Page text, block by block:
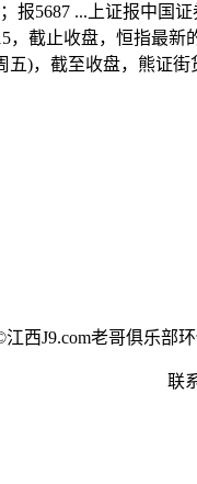
报5687 ...上证报中国
截止收盘，恒指最
)，截至收盘，熊证
江西J9.com老哥俱乐部
联